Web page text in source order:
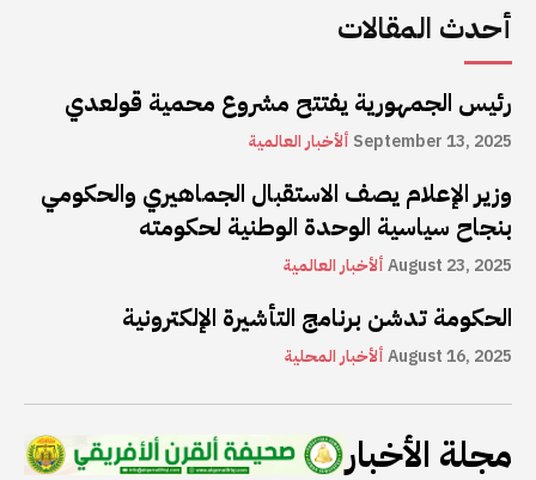
أحدث المقالات
رئيس الجمهورية يفتتح مشروع محمية قولعدي
ألأخبار العالمية September 13, 2025
وزير الإعلام يصف الاستقبال الجماهيري والحكومي
بنجاح سياسية الوحدة الوطنية لحكومته
ألأخبار العالميةAugust 23, 2025
الحكومة تدشن برنامج التأشيرة الإلكترونية
ألأخبار المحليةAugust 16, 2025
مجلة الأخبار